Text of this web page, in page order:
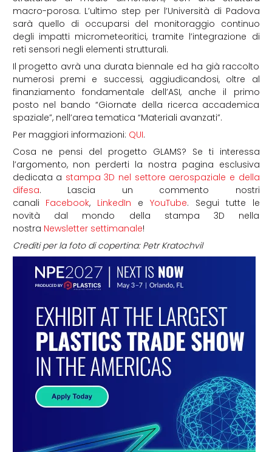
macro-porosa. L’ultimo step per l’Università di Padova
sarà quello di occuparsi del monitoraggio continuo
degli impatti micrometeoritici, tramite l’integrazione di
reti sensori negli elementi strutturali.
Il progetto avrà una durata biennale ed ha già raccolto
numerosi premi e successi, aggiudicandosi, oltre al
finanziamento fondamentale dell’ASI, anche il primo
posto nel bando “Giornate della ricerca accademica
spaziale”, nell’area tematica “Materiali avanzati”.
Per maggiori informazioni: QUI.
Cosa ne pensi del progetto GLAMS? Se ti interessa
l’argomento, non perderti la nostra pagina esclusiva
dedicata a stampa 3D nel settore aerospaziale e della
difesa. Lascia un commento nostri
canali Facebook, LinkedIn e YouTube. Segui tutte le
novità dal mondo della stampa 3D nella
nostra Newsletter settimanale!
Crediti per la foto di copertina: Petr Kratochvil